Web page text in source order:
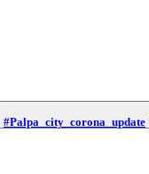
#Palpa_city_corona_update